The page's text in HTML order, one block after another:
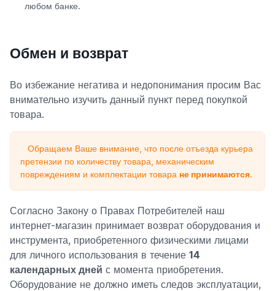
любом банке.
Обмен и возврат
Во избежание негатива и недопонимания просим Вас
внимательно изучить данный пункт перед покупкой
товара.
Обращаем Ваше внимание, что после отъезда курьера
претензии по количеству товара, механическим
повреждениям и комплектации товара не принимаются.
Согласно Закону о Правах Потребителей наш
интернет-магазин принимает возврат оборудования и
инструмента, приобретенного физическими лицами
для личного использования в течение 14
календарных дней с момента приобретения.
Оборудование не должно иметь следов эксплуатации,